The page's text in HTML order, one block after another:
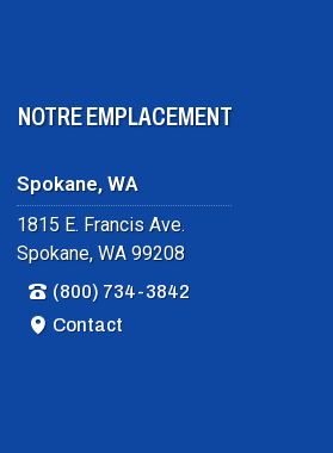
NOTRE EMPLACEMENT
Spokane, WA
1815 E. Francis Ave.
Spokane, WA 99208
(800) 734-3842
Contact